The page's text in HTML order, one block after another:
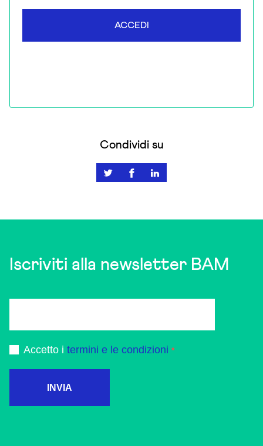
ACCEDI
Condividi su
Iscriviti alla newsletter BAM
Accetto i termini e le condizioni
INVIA